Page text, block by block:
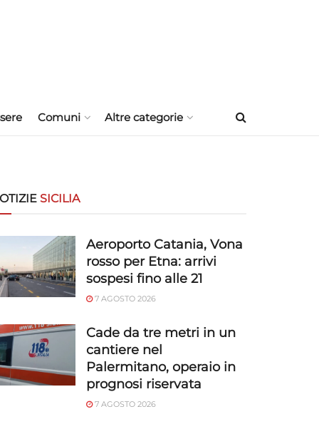
Comuni Altre categorie
SICILIA
Aeroporto Catania, Vona
rosso per Etna: arrivi
sospesi fino alle 21
7 AGOSTO 2026
Cade da tre metri in un
cantiere nel
Palermitano, operaio in
prognosi riservata
7 AGOSTO 2026